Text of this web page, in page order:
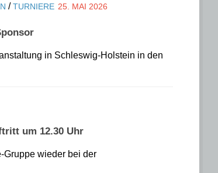
/TURNIERE 25. MAI 2026
in Schleswig-Holstein in den
um 12.30 Uhr
Gruppe wieder bei der